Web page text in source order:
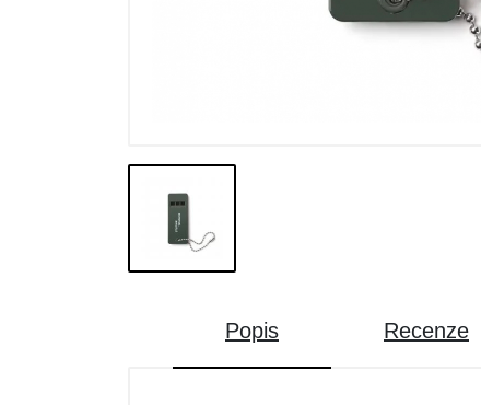
Popis Recenze